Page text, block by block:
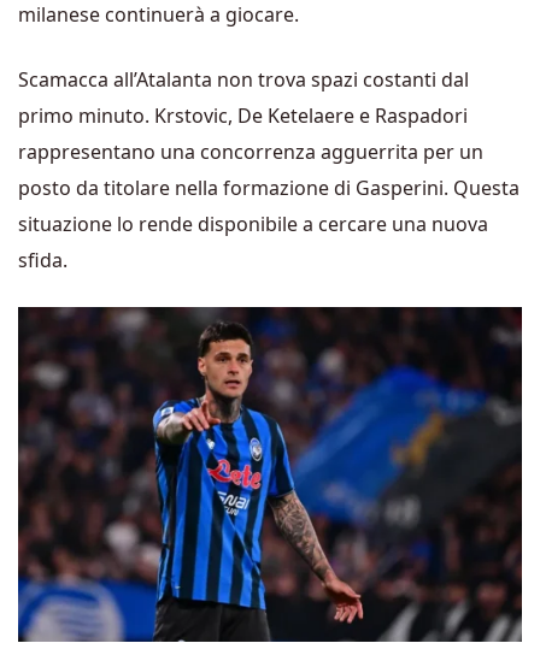
milanese continuerà a giocare.
Scamacca all’Atalanta non trova spazi costanti dal
primo minuto. Krstovic, De Ketelaere e Raspadori
rappresentano una concorrenza agguerrita per un
posto da titolare nella formazione di Gasperini. Questa
situazione lo rende disponibile a cercare una nuova
sfida.